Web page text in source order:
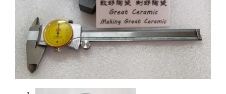
Bize Ulaşın
Get Instant Quote